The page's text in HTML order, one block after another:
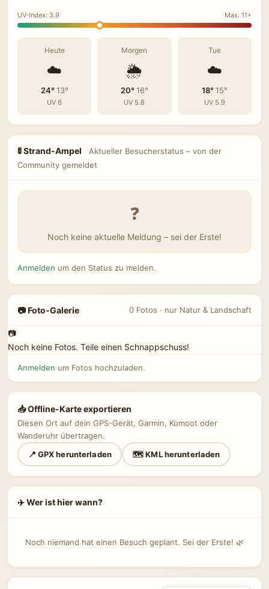
UV-Index: 3.9 Max. 11+
Heute
☁️
24°13°
UV 6
Morgen
🌦️
20°16°
UV 5.8
Tue
☁️
18°15°
UV 5.9
🚦 Strand-Ampel
Aktueller Besucherstatus – von der
Community gemeldet
❓
Noch keine aktuelle Meldung – sei der Erste!
Anmelden um den Status zu melden.
📷 Foto-Galerie 0 Fotos · nur Natur & Landschaft
📷
Noch keine Fotos. Teile einen Schnappschuss!
Anmelden um Fotos hochzuladen.
📥 Offline-Karte exportieren
Diesen Ort auf dein GPS-Gerät, Garmin, Komoot oder
Wanderuhr übertragen.
📍 GPX herunterladen
🗺 KML herunterladen
✈️ Wer ist hier wann?
Noch niemand hat einen Besuch geplant. Sei der Erste! 🌿